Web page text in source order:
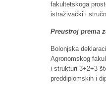
fakultetskoga
istraživački i
Preustroj prema
Bolonjska
Agronomskog
i strukturi 3+2+3
preddiplomskih i